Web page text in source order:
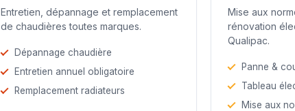
Entretien, dépannage et remplacement
de chaudières toutes marques.
Dépannage chaudière
Entretien annuel obligatoire
Remplacement radiateurs
Mise aux
rénovation
Qualipac.
Panne &
Tableau
Mise aux